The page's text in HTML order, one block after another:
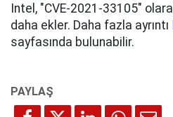
Intel, "CVE-2021-33105"
daha ekler. Daha fazla ayrıntı
sayfasında bulunabilir.